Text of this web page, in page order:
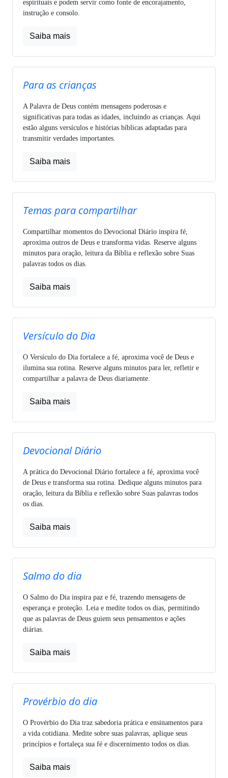
espirituais e podem servir como fonte de encorajamento,
instrução e consolo.
Saiba mais
Para as crianças
A Palavra de Deus contém mensagens poderosas e
significativas para todas as idades, incluindo as crianças. Aqui
estão alguns versículos e histórias bíblicas adaptadas para
transmitir verdades importantes.
Saiba mais
Temas para compartilhar
Compartilhar momentos do Devocional Diário inspira fé,
aproxima outros de Deus e transforma vidas. Reserve alguns
minutos para oração, leitura da Bíblia e reflexão sobre Suas
palavras todos os dias.
Saiba mais
Versículo do Dia
O Versículo do Dia fortalece a fé, aproxima você de Deus e
ilumina sua rotina. Reserve alguns minutos para ler, refletir e
compartilhar a palavra de Deus diariamente.
Saiba mais
Devocional Diário
A prática do Devocional Diário fortalece a fé, aproxima você
de Deus e transforma sua rotina. Dedique alguns minutos para
oração, leitura da Bíblia e reflexão sobre Suas palavras todos
os dias.
Saiba mais
Salmo do dia
O Salmo do Dia inspira paz e fé, trazendo mensagens de
esperança e proteção. Leia e medite todos os dias, permitindo
que as palavras de Deus guiem seus pensamentos e ações
diárias.
Saiba mais
Provérbio do dia
O Provérbio do Dia traz sabedoria prática e ensinamentos para
a vida cotidiana. Medite sobre suas palavras, aplique seus
princípios e fortaleça sua fé e discernimento todos os dias.
Saiba mais